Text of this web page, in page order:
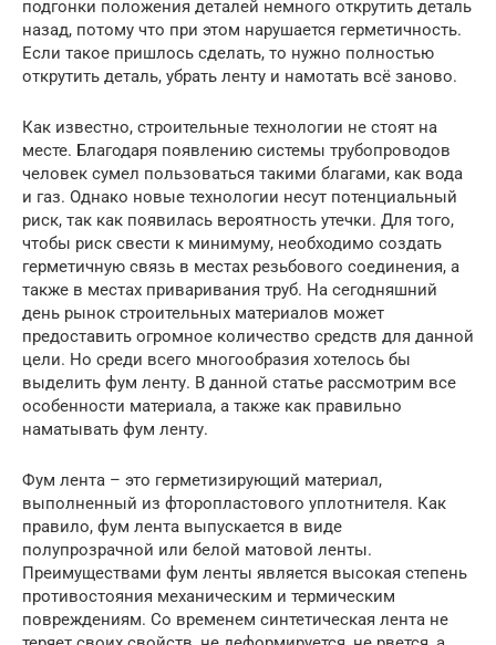
подгонки положения деталей немного открутить деталь
назад, потому что при этом нарушается герметичность.
Если такое пришлось сделать, то нужно полностью
открутить деталь, убрать ленту и намотать всё заново.
Как известно, строительные технологии не стоят на
месте. Благодаря появлению системы трубопроводов
человек сумел пользоваться такими благами, как вода
и газ. Однако новые технологии несут потенциальный
риск, так как появилась вероятность утечки. Для того,
чтобы риск свести к минимуму, необходимо создать
герметичную связь в местах резьбового соединения, а
также в местах приваривания труб. На сегодняшний
день рынок строительных материалов может
предоставить огромное количество средств для данной
цели. Но среди всего многообразия хотелось бы
выделить фум ленту. В данной статье рассмотрим все
особенности материала, а также как правильно
наматывать фум ленту.
Фум лента – это герметизирующий материал,
выполненный из фторопластового уплотнителя. Как
правило, фум лента выпускается в виде
полупрозрачной или белой матовой ленты.
Преимуществами фум ленты является высокая степень
противостояния механическим и термическим
повреждениям. Со временем синтетическая лента не